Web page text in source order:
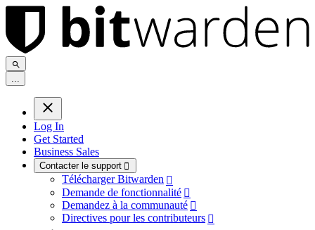
...
Log In
Get Started
Business Sales
Contacter le support 
Télécharger Bitwarden 
Demande de fonctionnalité 
Demandez à la communauté 
Directives pour les contributeurs 